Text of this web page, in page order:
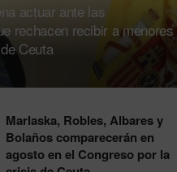
actuar ante las
rechacen recibir a menores
Ceuta
Marlaska, Robles, Albares y
Bolaños comparecerán en
agosto en el Congreso por la